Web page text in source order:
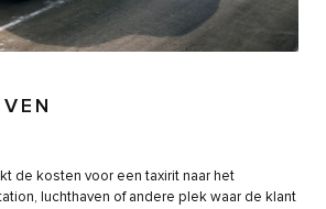
de kosten voor een taxirit naar het
luchthaven of andere plek waar de klant